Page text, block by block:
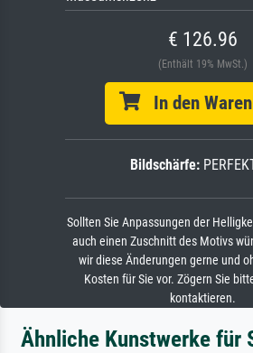
€ 126.96
(Enthält 19% MwSt.)
In den
Bildschärfe:
Sollten Sie Anpassungen der
auch einen Zuschnitt des Motivs
wir diese Änderungen gerne und
Kosten für Sie vor. Zögern Sie
kontaktieren.
Ähnliche Kunstwerke für